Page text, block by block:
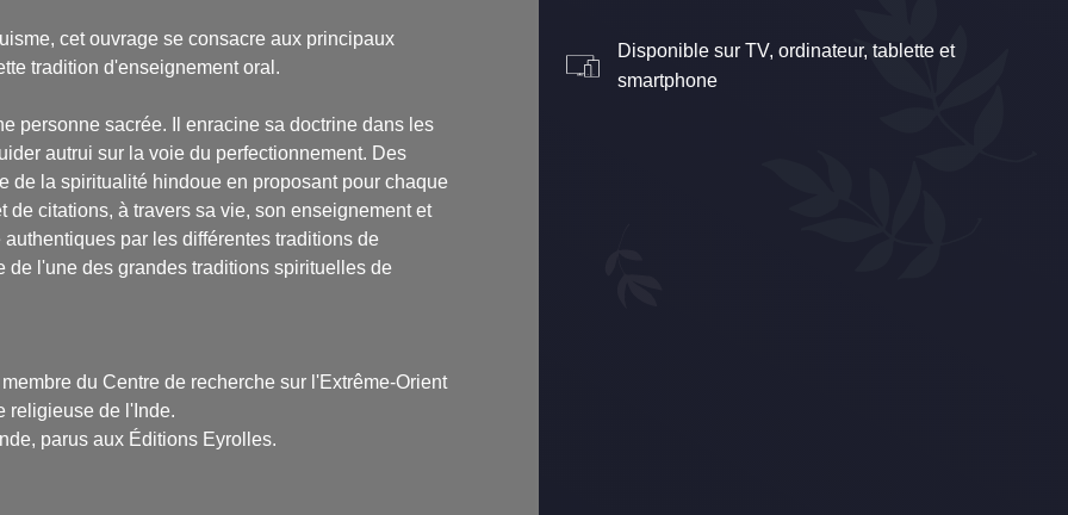
cet ouvrage se consacre aux principaux
tradition d'enseignement oral.
personne sacrée. Il enracine sa doctrine dans les
autrui sur la voie du perfectionnement. Des
de la spiritualité hindoue en proposant pour chaque
citations, à travers sa vie, son enseignement et
par les différentes traditions de
l'une des grandes traditions spirituelles de
du Centre de recherche sur l'Extrême-Orient
religieuse de l'Inde.
, parus aux Éditions Eyrolles.
Disponible sur TV, ordinateur, tablette et
smartphone